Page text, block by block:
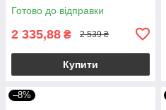
Готово до відправки
2 335,88 ₴ 2 539 ₴
Купити
–8%